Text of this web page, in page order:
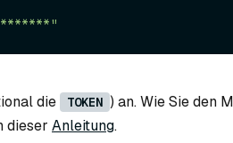
die TOKEN ) an. Wie Sie den
dieser Anleitung.